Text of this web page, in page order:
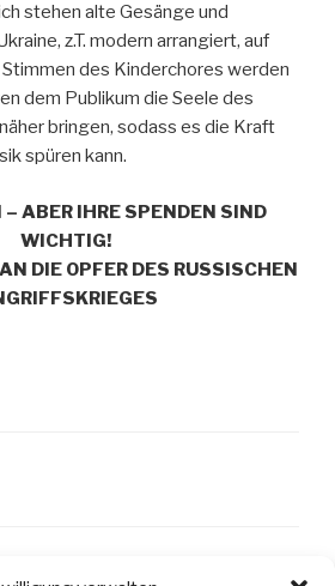
stehen alte Gesänge und
z.T. modern arrangiert, auf
des Kinderchores werden
dem Publikum die Seele des
bringen, sodass es die Kraft
spüren kann.
ABER IHRE SPENDEN SIND
WICHTIG!
DIE OPFER DES RUSSISCHEN